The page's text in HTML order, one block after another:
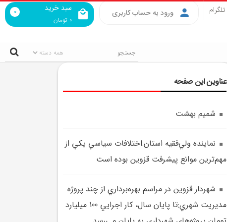
سبد خرید
0 تومان
0 ورود به حساب کاربری تلگرام
عناوین این صفحه
شميم بهشت
نماينده ولي‌فقيه استان:اختلافات سياسي يکي از
مهم‌ترين موانع پيشرفت قزوين بوده است
شهردار قزوين در مراسم بهره‌برداري از چند پروژه
مديريت شهري:تا پايان سال، کار اجرايي 100 ميليارد